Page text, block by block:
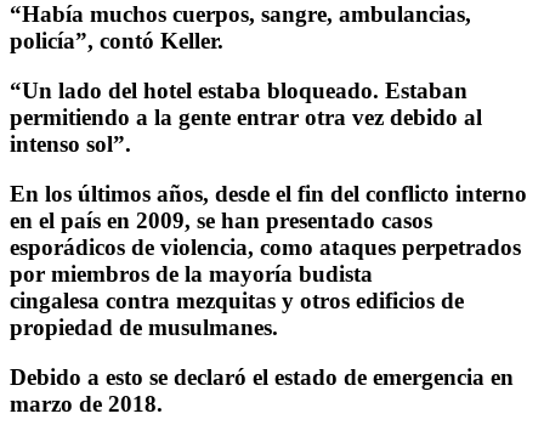
“Había muchos cuerpos, sangre, ambulancias,
policía”, contó Keller.
“Un lado del hotel estaba bloqueado. Estaban
permitiendo a la gente entrar otra vez debido al
intenso sol”.
En los últimos años, desde el fin del conflicto interno
en el país en 2009, se han presentado casos
esporádicos de violencia, como ataques perpetrados
por miembros de la mayoría budista
cingalesa contra mezquitas y otros edificios de
propiedad de musulmanes.
Debido a esto se declaró el estado de emergencia en
marzo de 2018.